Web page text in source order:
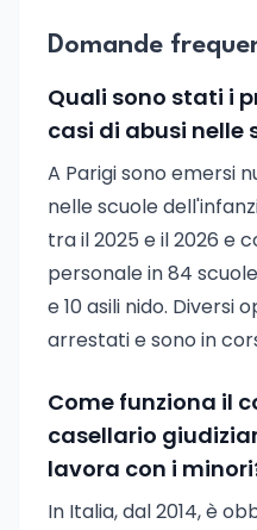
Domande
Quali sono stati i
casi di abusi nelle
A Parigi sono emersi
nelle scuole
tra il 2025 e il 2026 e
personale in 84
e 10 asili nido. Diversi
arrestati e sono in
Come funziona il
casellario
lavora con i
In Italia, dal 2014, è